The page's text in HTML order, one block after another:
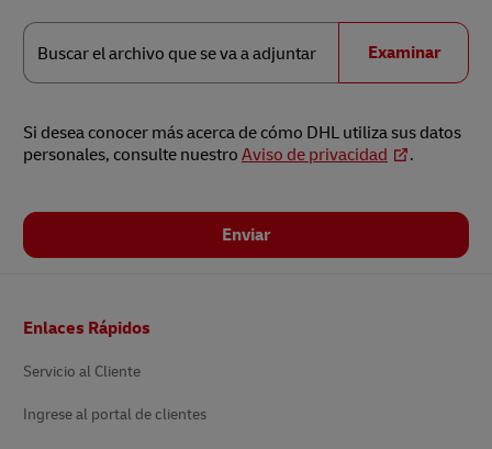
Buscar el archivo que se va a adjuntar Examinar
Buscar
archivo
se
adjuntar
Si desea conocer más acerca de cómo DHL utiliza sus datos
personales, consulte nuestro Aviso de privacidad .
Enviar
de
Enlaces Rápidos
Servicio al Cliente
Ingrese al portal de clientes